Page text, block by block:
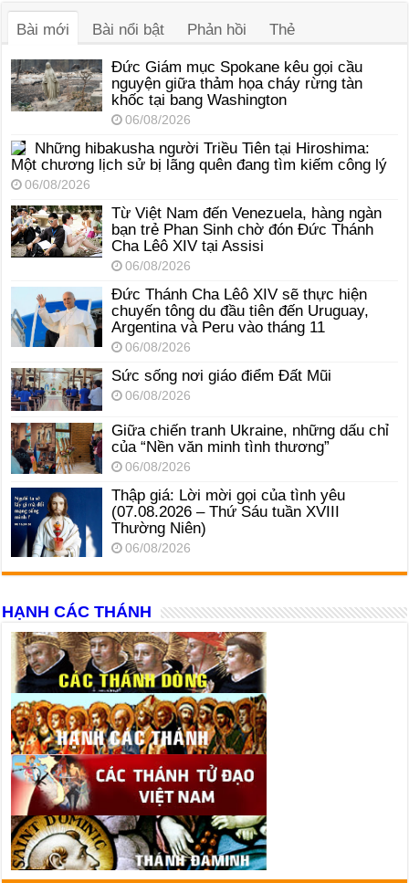
Bài mới
Bài nổi bật Phản hồi Thẻ
Đức Giám mục Spokane kêu gọi cầu
nguyện giữa thảm họa cháy rừng tàn
khốc tại bang Washington
06/08/2026
Những hibakusha người Triều Tiên tại Hiroshima:
Một chương lịch sử bị lãng quên đang tìm kiếm công lý
06/08/2026
Từ Việt Nam đến Venezuela, hàng ngàn
bạn trẻ Phan Sinh chờ đón Đức Thánh
Cha Lêô XIV tại Assisi
06/08/2026
Đức Thánh Cha Lêô XIV sẽ thực hiện
chuyến tông du đầu tiên đến Uruguay,
Argentina và Peru vào tháng 11
06/08/2026
Sức sống nơi giáo điểm Đất Mũi
06/08/2026
Giữa chiến tranh Ukraine, những dấu chỉ
của “Nền văn minh tình thương”
06/08/2026
Thập giá: Lời mời gọi của tình yêu
(07.08.2026 – Thứ Sáu tuần XVIII
Thường Niên)
06/08/2026
HẠNH CÁC THÁNH